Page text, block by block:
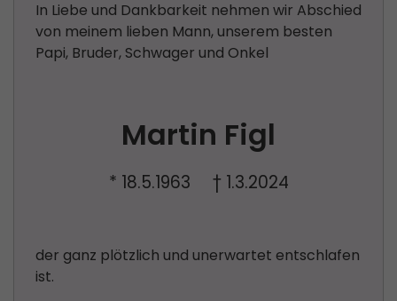
In Liebe und Dankbarkeit nehmen wir Abschied
von meinem lieben Mann, unserem besten
Papi, Bruder, Schwager und Onkel
Martin Figl
* 18.5.1963 † 1.3.2024
der ganz plötzlich und unerwartet entschlafen
ist.